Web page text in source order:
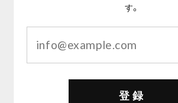
す。
登録